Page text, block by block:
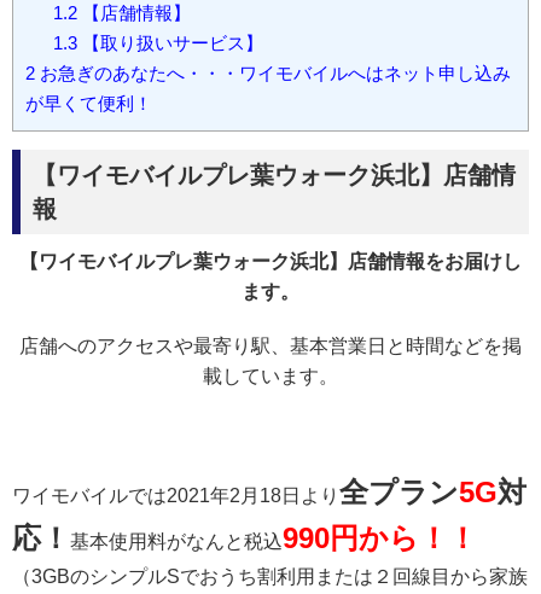
1.2【店舗情報】
1.3【取り扱いサービス】
2 お急ぎのあなたへ・・・ワイモバイルへはネット申し込み
が早くて便利！
【ワイモバイルプレ葉ウォーク浜北】店舗情
報
【ワイモバイルプレ葉ウォーク浜北】店舗情報をお届けし
ます。
店舗へのアクセスや最寄り駅、基本営業日と時間などを掲
載しています。
ワイモバイルでは2021年2月18日より 全プラン5G対
応！ 基本使用料がなんと税込990円から！！
（3GBのシンプルSでおうち割利用または２回線目から家族